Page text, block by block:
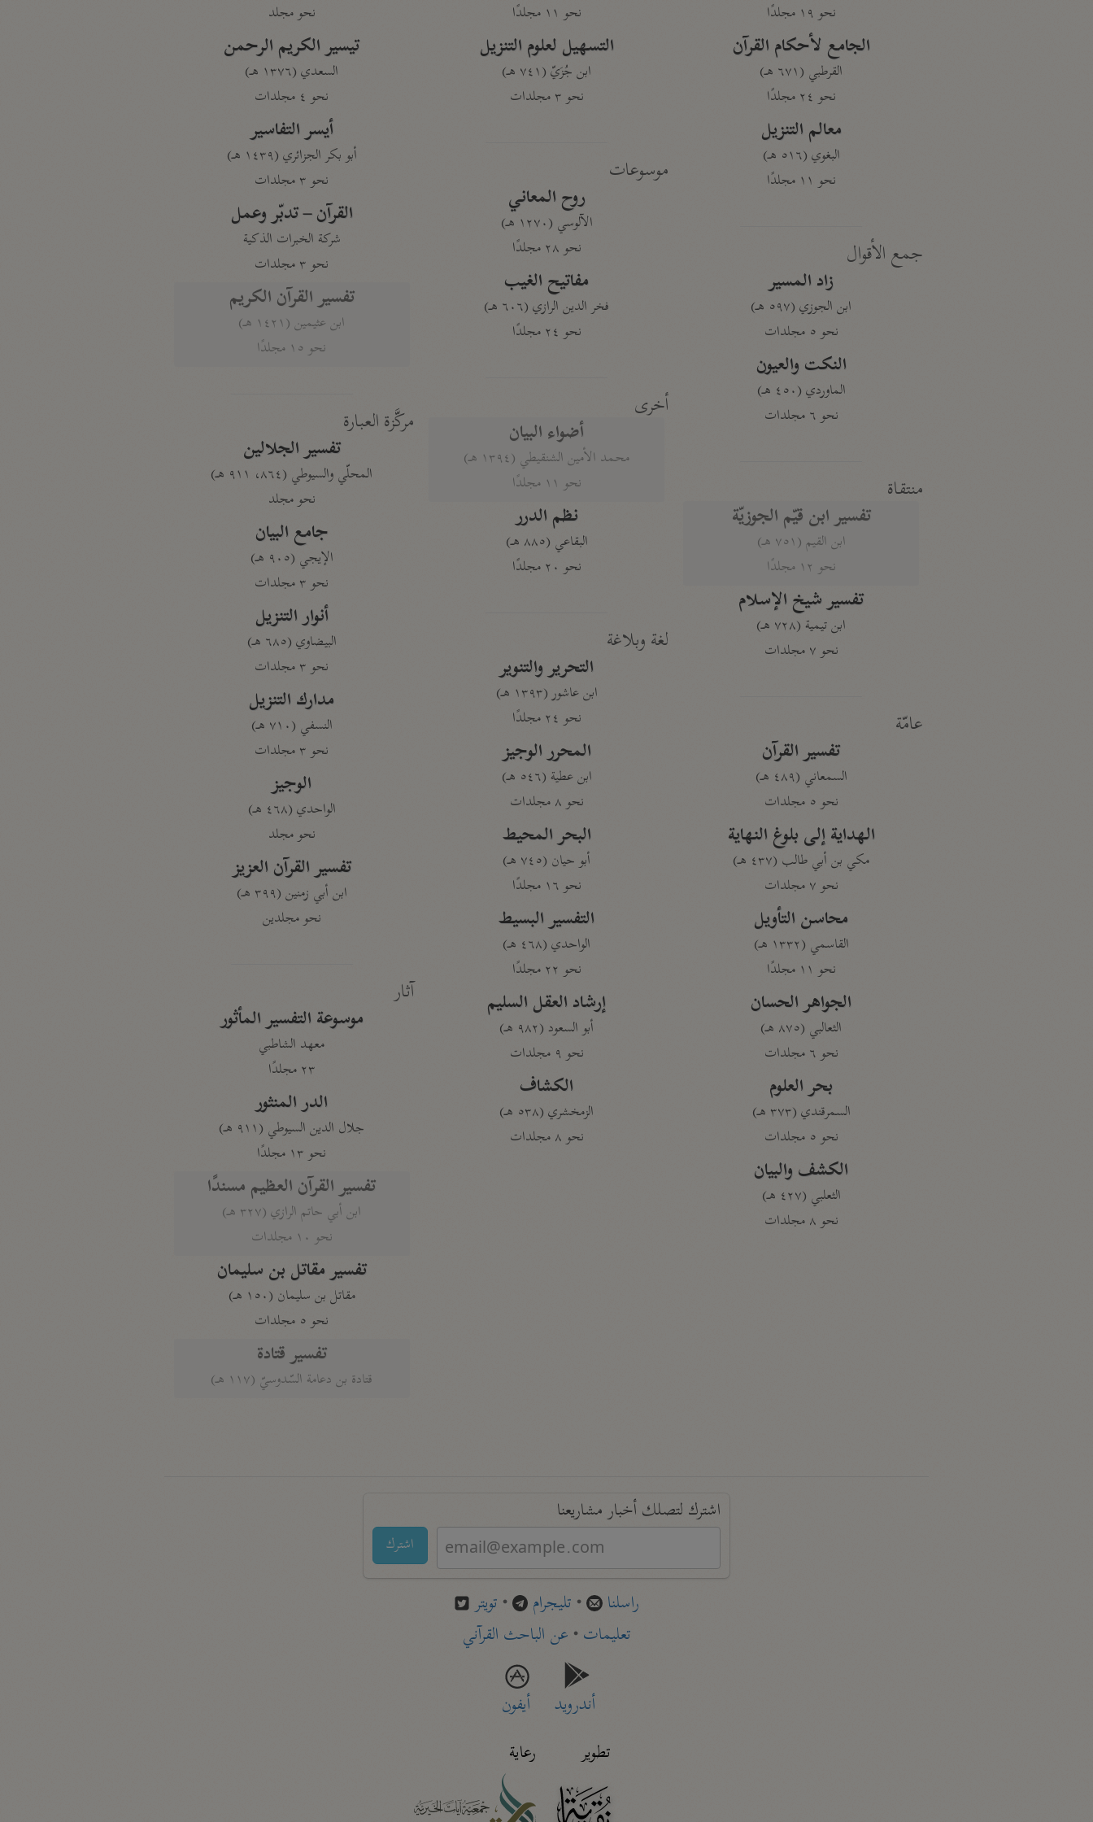
نحو ١٩ مجلدًا
الجامع لأحكام القرآن
القرطبي (٦٧١ هـ)
نحو ٢٤ مجلدًا
معالم التنزيل
البغوي (٥١٦ هـ)
نحو ١١ مجلدًا
جمع الأقوال
زاد المسير
ابن الجوزي (٥٩٧ هـ)
نحو ٥ مجلدات
النكت والعيون
الماوردي (٤٥٠ هـ)
نحو ٦ مجلدات
منتقاة
تفسير ابن قيّم الجوزيّة
ابن القيم (٧٥١ هـ)
نحو ١٢ مجلدًا
تفسير شيخ الإسلام
ابن تيمية (٧٢٨ هـ)
نحو ٧ مجلدات
عامّة
تفسير القرآن
السمعاني (٤٨٩ هـ)
نحو ٥ مجلدات
الهداية إلى بلوغ النهاية
مكي بن أبي طالب (٤٣٧ هـ)
نحو ٧ مجلدات
محاسن التأويل
القاسمي (١٣٣٢ هـ)
نحو ١١ مجلدًا
الجواهر الحسان
الثعالبي (٨٧٥ هـ)
نحو ٦ مجلدات
بحر العلوم
السمرقندي (٣٧٣ هـ)
نحو ٥ مجلدات
الكشف والبيان
الثعلبي (٤٢٧ هـ)
نحو ٨ مجلدات
نحو ١١ مجلدًا
التسهيل لعلوم التنزيل
ابن جُزَيّ (٧٤١ هـ)
نحو ٣ مجلدات
موسوعات
روح المعاني
الآلوسي (١٢٧٠ هـ)
نحو ٢٨ مجلدًا
مفاتيح الغيب
فخر الدين الرازي (٦٠٦ هـ)
نحو ٢٤ مجلدًا
أخرى
أضواء البيان
محمد الأمين الشنقيطي (١٣٩٤ هـ)
نحو ١١ مجلدًا
نظم الدرر
البقاعي (٨٨٥ هـ)
نحو ٢٠ مجلدًا
لغة وبلاغة
التحرير والتنوير
ابن عاشور (١٣٩٣ هـ)
نحو ٢٤ مجلدًا
المحرر الوجيز
ابن عطية (٥٤٦ هـ)
نحو ٨ مجلدات
البحر المحيط
أبو حيان (٧٤٥ هـ)
نحو ١٦ مجلدًا
التفسير البسيط
الواحدي (٤٦٨ هـ)
نحو ٢٢ مجلدًا
إرشاد العقل السليم
أبو السعود (٩٨٢ هـ)
نحو ٩ مجلدات
الكشاف
الزمخشري (٥٣٨ هـ)
نحو ٨ مجلدات
نحو مجلد
تيسير الكريم الرحمن
السعدي (١٣٧٦ هـ)
نحو ٤ مجلدات
أيسر التفاسير
أبو بكر الجزائري (١٤٣٩ هـ)
نحو ٣ مجلدات
القرآن – تدبّر وعمل
شركة الخبرات الذكية
نحو ٣ مجلدات
تفسير القرآن الكريم
ابن عثيمين (١٤٢١ هـ)
نحو ١٥ مجلدًا
مركَّزة العبارة
تفسير الجلالين
المحلّي والسيوطي (٨٦٤، ٩١١ هـ)
نحو مجلد
جامع البيان
الإيجي (٩٠٥ هـ)
نحو ٣ مجلدات
أنوار التنزيل
البيضاوي (٦٨٥ هـ)
نحو ٣ مجلدات
مدارك التنزيل
النسفي (٧١٠ هـ)
نحو ٣ مجلدات
الوجيز
الواحدي (٤٦٨ هـ)
نحو مجلد
تفسير القرآن العزيز
ابن أبي زمنين (٣٩٩ هـ)
نحو مجلدين
آثار
موسوعة التفسير المأثور
معهد الشاطبي
٢٣ مجلدًا
الدر المنثور
جلال الدين السيوطي (٩١١ هـ)
نحو ١٣ مجلدًا
تفسير القرآن العظيم مسندًا
ابن أبي حاتم الرازي (٣٢٧ هـ)
نحو ١٠ مجلدات
تفسير مقاتل بن سليمان
مقاتل بن سليمان (١٥٠ هـ)
نحو ٥ مجلدات
تفسير قتادة
قتادة بن دعامة السّدوسيّ (١١٧ هـ)
اشترك لتصلك أخبار مشاريعنا
اشترك
راسلنا • تليجرام • تويتر
تعليمات• عن الباحث القرآني
أندرويد
أيفون
تطوير
رعاية